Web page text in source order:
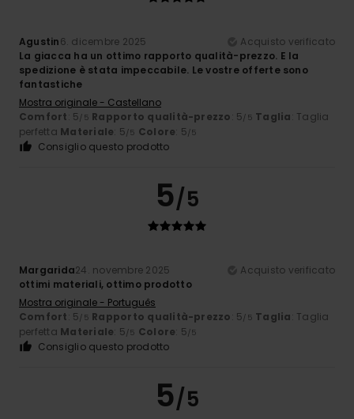
Agustin6. dicembre 2025
Acquisto verificato
La giacca ha un ottimo rapporto qualità-prezzo. E la
spedizione è stata impeccabile. Le vostre offerte sono
fantastiche
Mostra originale - Castellano
Comfort: 5/5 Rapporto qualità-prezzo: 5/5 Taglia: Taglia
perfetta Materiale: 5/5 Colore: 5/5
Consiglio questo prodotto
5/5
Margarida24. novembre 2025
Acquisto verificato
ottimi materiali, ottimo prodotto
Mostra originale - Português
Comfort: 5/5 Rapporto qualità-prezzo: 5/5 Taglia: Taglia
perfetta Materiale: 5/5 Colore: 5/5
Consiglio questo prodotto
5/5